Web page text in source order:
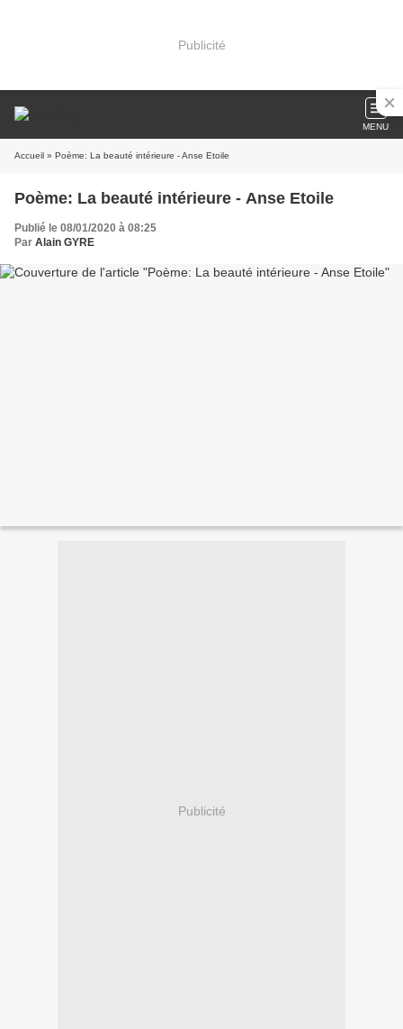
Publicité
MENU
Accueil » Poème: La beauté intérieure - Anse Etoile
Poème: La beauté intérieure - Anse Etoile
Publié le 08/01/2020 à 08:25
Par Alain GYRE
Publicité